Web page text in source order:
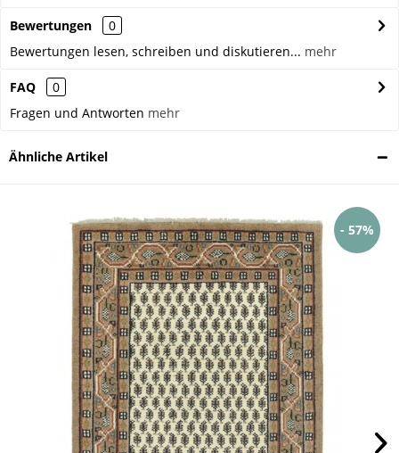
Bewertungen
0
Bewertungen lesen, schreiben und diskutieren... mehr
FAQ
0
Fragen und Antworten mehr
Ähnliche Artikel
- 57%